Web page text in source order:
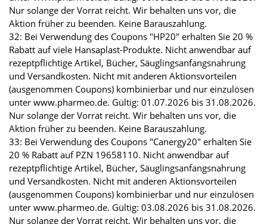
Nur solange der Vorrat reicht. Wir behalten uns vor, die
Aktion früher zu beenden. Keine Barauszahlung.
32: Bei Verwendung des Coupons "HP20" erhalten Sie 20 %
Rabatt auf viele Hansaplast-Produkte. Nicht anwendbar auf
rezeptpflichtige Artikel, Bücher, Säuglingsanfangsnahrung
und Versandkosten. Nicht mit anderen Aktionsvorteilen
(ausgenommen Coupons) kombinierbar und nur einzulösen
unter www.pharmeo.de. Gültig: 01.07.2026 bis 31.08.2026.
Nur solange der Vorrat reicht. Wir behalten uns vor, die
Aktion früher zu beenden. Keine Barauszahlung.
33: Bei Verwendung des Coupons "Canergy20" erhalten Sie
20 % Rabatt auf PZN 19658110. Nicht anwendbar auf
rezeptpflichtige Artikel, Bücher, Säuglingsanfangsnahrung
und Versandkosten. Nicht mit anderen Aktionsvorteilen
(ausgenommen Coupons) kombinierbar und nur einzulösen
unter www.pharmeo.de. Gültig: 03.08.2026 bis 31.08.2026.
Nur solange der Vorrat reicht. Wir behalten uns vor, die